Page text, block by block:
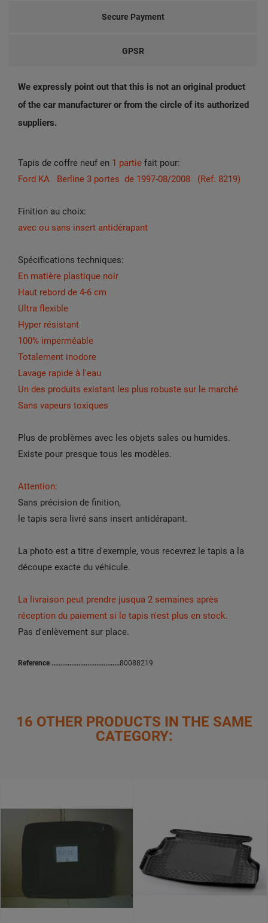
Secure Payment
GPSR
We expressly point out that this is not an original product
of the car manufacturer or from the circle of its authorized
suppliers.
Tapis de coffre neuf en 1 partie fait pour:
Ford KA Berline 3 portes de 1997-08/2008 (Ref. 8219)
Finition au choix:
avec ou sans insert antidérapant
Spécifications techniques:
En matière plastique noir
Haut rebord de 4-6 cm
Ultra flexible
Hyper résistant
100% imperméable
Totalement inodore
Lavage rapide à l'eau
Un des produits existant les plus robuste sur le marché
Sans vapeurs toxiques
Plus de problèmes avec les objets sales ou humides.
Existe pour presque tous les modèles.
Attention:
Sans précision de finition,
le tapis sera livré sans insert antidérapant.
La photo est a titre d'exemple, vous recevrez le tapis a la
découpe exacte du véhicule.
La livraison peut prendre jusqua 2 semaines après
réception du paiement si le tapis n'est plus en stock.
Pas d'enlèvement sur place.
Reference 80088219
16 OTHER PRODUCTS IN THE SAME
CATEGORY: